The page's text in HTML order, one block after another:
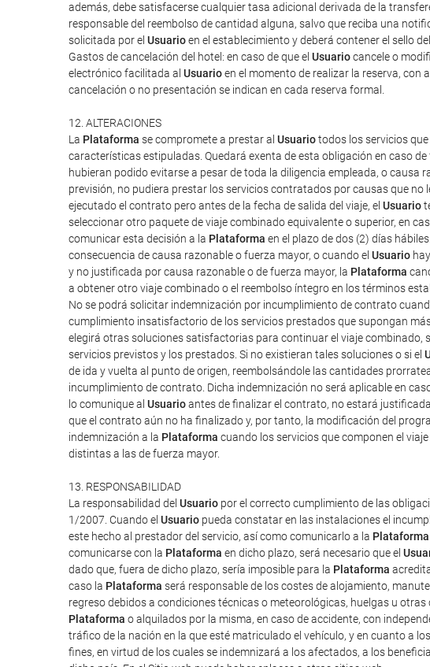
además, debe satisfacerse cualquier tasa adicional derivada de la
responsable del reembolso de cantidad alguna, salvo que reciba una
solicitada por el Usuarioen el establecimiento y deberá contener el sello
Gastos de cancelación del hotel: en caso de que el Usuariocancele o
electrónico facilitada al Usuarioen el momento de realizar la reserva, con
cancelación o no presentación se indican en cada reserva formal.
12. ALTERACIONES
La Plataforma se compromete a prestar al Usuariotodos los servicios
características estipuladas. Quedará exenta de esta obligación en caso
hubieran podido evitarse a pesar de toda la diligencia empleada, o causa
previsión, no pudiera prestar los servicios contratados por causas que no
ejecutado el contrato pero antes de la fecha de salida del viaje, el Usuario
seleccionar otro paquete de viaje combinado equivalente o superior, en
comunicar esta decisión a la Plataforma en el plazo de dos (2) días
consecuencia de causa razonable o fuerza mayor, o cuando el Usuario
y no justificada por causa razonable o de fuerza mayor, la Plataforma
a obtener otro viaje combinado o el reembolso íntegro en los términos
No se podrá solicitar indemnización por incumplimiento de contrato
cumplimiento insatisfactorio de los servicios prestados que supongan
elegirá otras soluciones satisfactorias para continuar el viaje combinado,
servicios previstos y los prestados. Si no existieran tales soluciones o si el
de ida y vuelta al punto de origen, reembolsándole las cantidades
incumplimiento de contrato. Dicha indemnización no será aplicable en
lo comunique al Usuarioantes de finalizar el contrato, no estará
que el contrato aún no ha finalizado y, por tanto, la modificación del
indemnización a la Plataforma cuando los servicios que componen el
distintas a las de fuerza mayor.
13. RESPONSABILIDAD
La responsabilidad del Usuario por el correcto cumplimiento de las
1/2007. Cuando el Usuario pueda constatar en las instalaciones el
este hecho al prestador del servicio, así como comunicarlo a la Plataforma
comunicarse con la Plataforma en dicho plazo, será necesario que el
dado que, fuera de dicho plazo, sería imposible para la Plataforma
caso la Plataforma será responsable de los costes de alojamiento,
regreso debidos a condiciones técnicas o meteorológicas, huelgas u
Plataforma o alquilados por la misma, en caso de accidente, con
tráfico de la nación en la que esté matriculado el vehículo, y en cuanto a
fines, en virtud de los cuales se indemnizará a los afectados, a los